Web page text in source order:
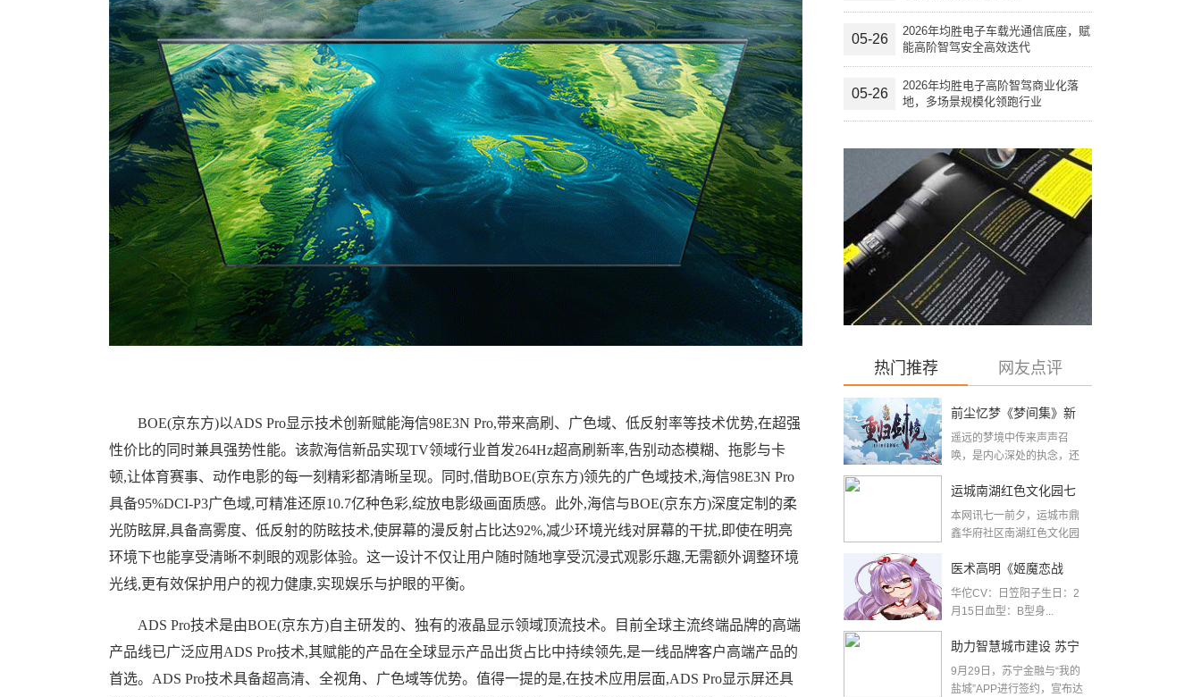
BOE(京东方)以ADS Pro显示技术创新赋能海信98E3N Pro,带来高刷、广色域、低反射率等技术优势,在超强
性价比的同时兼具强势性能。该款海信新品实现TV领域行业首发264Hz超高刷新率,告别动态模糊、拖影与卡
顿,让体育赛事、动作电影的每一刻精彩都清晰呈现。同时,借助BOE(京东方)领先的广色域技术,海信98E3N Pro
具备95%DCI-P3广色域,可精准还原10.7亿种色彩,绽放电影级画面质感。此外,海信与BOE(京东方)深度定制的柔
光防眩屏,具备高雾度、低反射的防眩技术,使屏幕的漫反射占比达92%,减少环境光线对屏幕的干扰,即使在明亮
环境下也能享受清晰不刺眼的观影体验。这一设计不仅让用户随时随地享受沉浸式观影乐趣,无需额外调整环境
光线,更有效保护用户的视力健康,实现娱乐与护眼的平衡。
ADS Pro技术是由BOE(京东方)自主研发的、独有的液晶显示领域顶流技术。目前全球主流终端品牌的高端
产品线已广泛应用ADS Pro技术,其赋能的产品在全球显示产品出货占比中持续领先,是一线品牌客户高端产品的
首选。ADS Pro技术具备超高清、全视角、广色域等优势。值得一提的是,在技术应用层面,ADS Pro显示屏还具
05-26
2026年均胜电子车载光通信底座，赋
能高阶智驾安全高效迭代
05-26
2026年均胜电子高阶智驾商业化落
地，多场景规模化领跑行业
热门推荐 网友点评
前尘忆梦《梦间集》新
版本『重归剑境』开启
遥远的梦境中传来声声召
唤，是内心深处的执念，还
运城南湖红色文化园七
一前夕建成开放
本网讯七一前夕，运城市鼎
鑫华府社区南湖红色文化园
医术高明《姬魔恋战
纪》华佗人物档案
华佗CV：日笠阳子生日：2
月15日血型：B型身...
助力智慧城市建设 苏宁
金融与“我的盐城”APP达
9月29日，苏宁金融与“我的
盐城”APP进行签约，宣布达